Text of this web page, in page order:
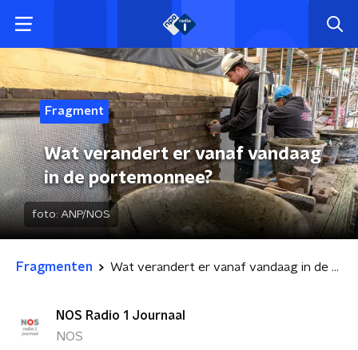
Fragment
Wat verandert er vanaf vandaag
in de portemonnee?
foto: ANP/NOS
Fragmenten Wat verandert er vanaf vandaag in de portemonnee?
NOS Radio 1 Journaal
NOS